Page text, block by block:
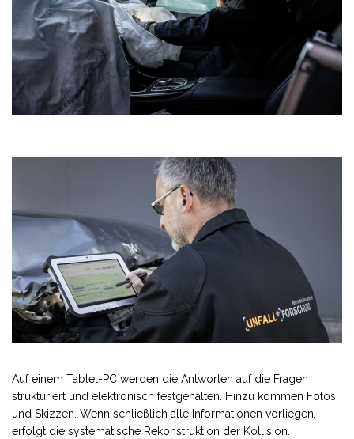
Auf einem Tablet-PC werden die Antworten auf die Fragen
strukturiert und elektronisch festgehalten. Hinzu kommen Fotos
und Skizzen. Wenn schließlich alle Informationen vorliegen,
erfolgt die systematische Rekonstruktion der Kollision.